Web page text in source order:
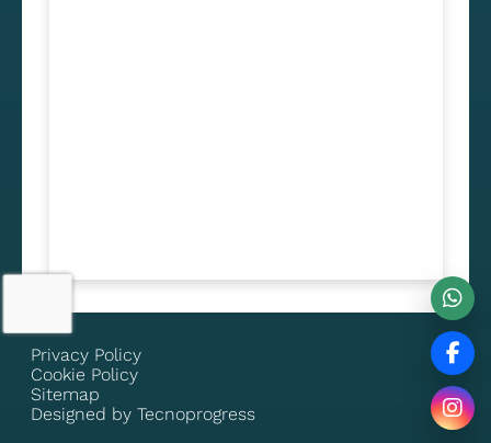
Privacy Policy
Cookie Policy
Sitemap
Designed by Tecnoprogress